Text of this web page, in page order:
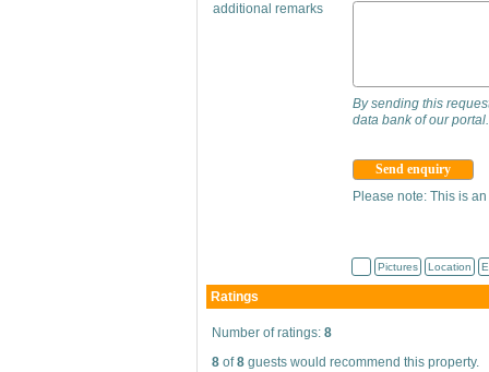
additional remarks
By sending this
data bank of our portal.
Please note: This is
Pictures Location
Ratings
Number of ratings: 8
8 of8 guests would recommend this property.